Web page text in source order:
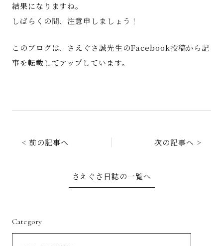
結果になりますね。
しばらくの間、注意申しましょう！
このブログは、さえぐさ誠先生のFacebook投稿から記
事を転載してアップしています。
< 前の記事へ 次の記事へ >
さえぐさ日誌の一覧へ
Category